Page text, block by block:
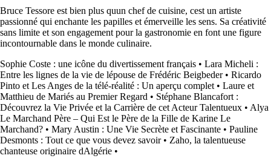
Bruce Tessore est bien plus quun chef de cuisine, cest un artiste
passionné qui enchante les papilles et émerveille les sens. Sa créativité
sans limite et son engagement pour la gastronomie en font une figure
incontournable dans le monde culinaire.
Sophie Coste : une icône du divertissement français • Lara Micheli :
Entre les lignes de la vie de lépouse de Frédéric Beigbeder• Ricardo
Pinto et Les Anges de la télé-réalité : Un aperçu complet • Laure et
Matthieu de Mariés au Premier Regard • Stéphane Blancafort :
Découvrez la Vie Privée et la Carrière de cet Acteur Talentueux • Alya
Le Marchand Père – Qui Est le Père de la Fille de Karine Le
Marchand? • Mary Austin : Une Vie Secrète et Fascinante • Pauline
Desmonts : Tout ce que vous devez savoir• Zaho, la talentueuse
chanteuse originaire dAlgérie •